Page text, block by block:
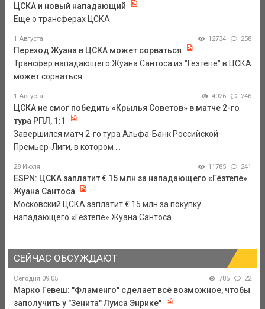
ЦСКА и новый нападающий
Еще о трансферах ЦСКА.
1 Августа 12734 258
Переход Жуана в ЦСКА может сорваться
Трансфер нападающего Жуана Сантоса из "Гезтепе" в ЦСКА
может сорваться.
1 Августа 4026 246
ЦСКА не смог победить «Крылья Советов» в матче 2-го
тура РПЛ, 1:1
Завершился матч 2-го тура Альфа-Банк Российской
Премьер-Лиги, в котором ...
28 Июля 11785 241
ESPN: ЦСКА заплатит € 15 млн за нападающего «Гёзтепе»
Жуана Сантоса
Московский ЦСКА заплатит € 15 млн за покупку
нападающего «Гёзтепе» Жуана Сантоса.
СЕЙЧАС ОБСУЖДАЮТ
Сегодня 09:05 785 22
Марко Гевеш: "Фламенго" сделает всё возможное, чтобы
заполучить у "Зенита" Луиса Энрике"